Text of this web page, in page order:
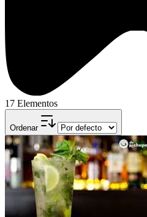
17 Elementos
Ordenar